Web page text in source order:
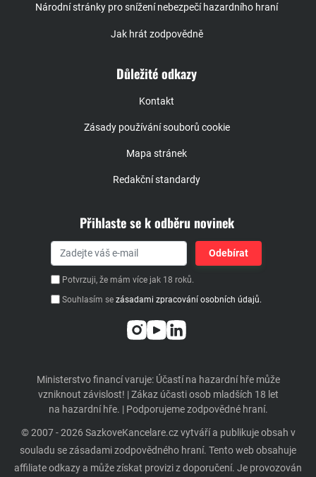
Národní stránky pro snížení nebezpečí hazardního hraní
Jak hrát zodpovědně
Důležité odkazy
Kontakt
Zásady používání souborů cookie
Mapa stránek
Redakční standardy
Přihlaste se k odběru novinek
Potvrzuji, že mám více jak 18 roků.
Souhlasím se zásadami zpracování osobních údajů.
Ministerstvo financí varuje: Účastí na hazardní hře může
vzniknout závislost! | Zákaz účasti osob mladších 18 let
na hazardní hře. | Podporujeme zodpovědné hraní.
© 2007 - 2026 SazkoveKancelare.cz vytváří a publikuje obsah v
souladu se zásadami zodpovědného hraní. Tento web obsahuje
affiliate odkazy a může získat provizi z doporučení. Je provozován